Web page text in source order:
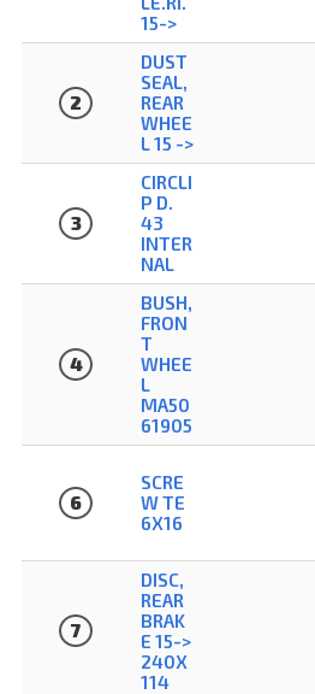
15->
2
DUST
SEAL,
REAR
WHEE
L 15 ->
3
CIRCLI
P D.
43
INTER
NAL
4
BUSH,
FRON
T
WHEE
L
MA50
61905
6
SCRE
W TE
6X16
7
DISC,
REAR
BRAK
E 15->
240X
114